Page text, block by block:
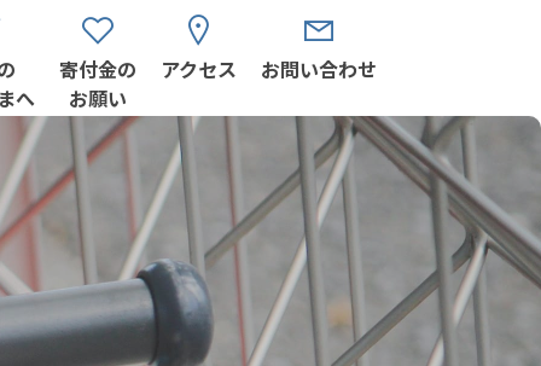
へ
寄付金の
お願い
アクセス お問い合わせ